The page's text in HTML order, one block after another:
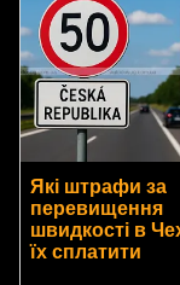
Які штрафи за
перевищення
швидкості в
їх сплатити